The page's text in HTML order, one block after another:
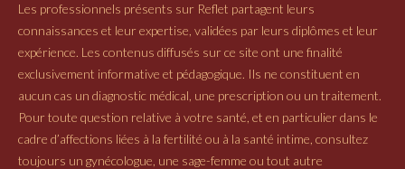
Les professionnels présents sur Reflet partagent leurs
connaissances et leur expertise, validées par leurs diplômes et leur
expérience. Les contenus diffusés sur ce site ont une finalité
exclusivement informative et pédagogique. Ils ne constituent en
aucun cas un diagnostic médical, une prescription ou un traitement.
Pour toute question relative à votre santé, et en particulier dans le
cadre d’affections liées à la fertilité ou à la santé intime, consultez
toujours un gynécologue, une sage-femme ou tout autre